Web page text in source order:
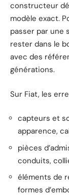
constructeur
modèle exact.
passer par une
rester dans le
avec des
générations.
Sur Fiat, les
capteurs et
apparence,
pièces
conduits,
éléments de
formes